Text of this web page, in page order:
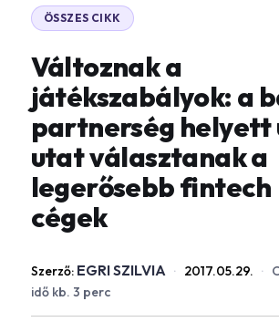
ÖSSZES CIKK
Változnak a
játékszabályok: a
partnerség helyett
utat választanak a
legerősebb fintech
cégek
Szerző: EGRI SZILVIA · 2017.05.29. ·
idő kb. 3 perc